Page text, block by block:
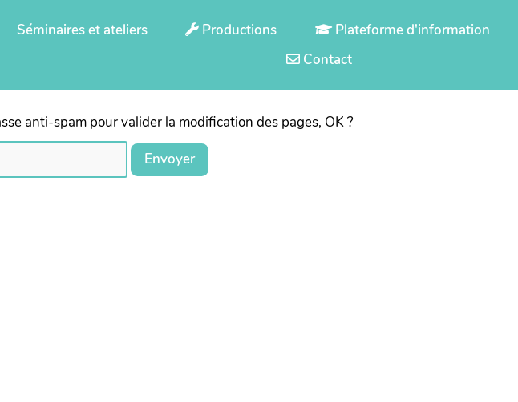
Séminaires et ateliers Productions Plateforme d'information
Contact
anti-spam pour valider la modification des pages, OK ?
Envoyer